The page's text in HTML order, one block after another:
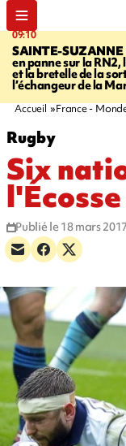
09:10
SAINTE-SUZANNE
en panne sur la RN2,
et la bretelle de la
l’échangeur de la
Accueil France -
Rugby
Six
Publié le 18 mars